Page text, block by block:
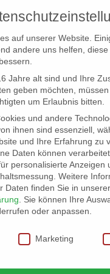
events.de
46 777 230
auf unserer Website.
andere uns helfen,
Jahre alt sind und Ihre
geben möchten,
um Erlaubnis bitten.
und andere
ihnen sind essenziell,
und Ihre Erfahrung zu
Daten können
personalisierte Anzeigen
Weitere
Daten finden Sie in unserer
Sie können Ihre
oder anpassen.
Marketing